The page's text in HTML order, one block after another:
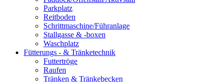
Parkplatz
Reitboden
Schrittmaschine/Führanlage
Stallgasse & -boxen
Waschplatz
Fütterungs - & Tränketechnik
Futtertröge
Raufen
Tränken & Tränkebecken